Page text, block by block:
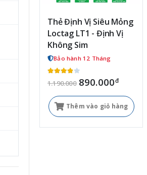
Thẻ Định Vị Siêu Mỏng
Loctag LT1 - Định Vị
Không Sim
Bảo hành 12 Tháng
1.190.000 890.000đ
Thêm vào giỏ hàng